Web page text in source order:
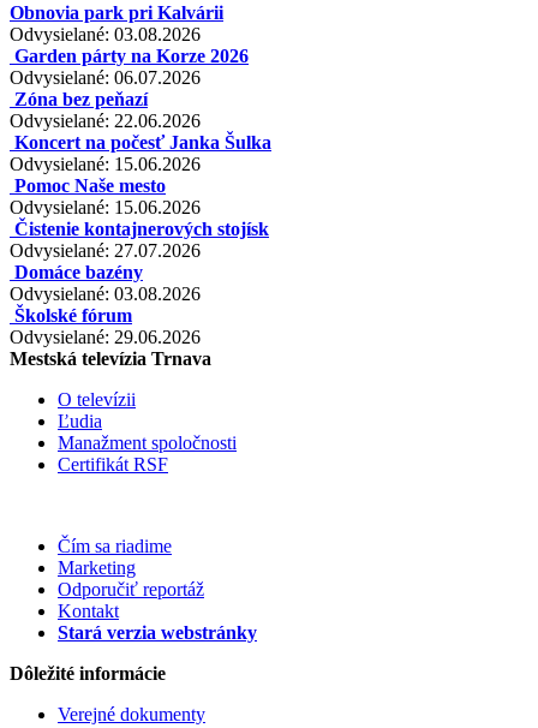
Obnovia park pri Kalvárii
Odvysielané: 03.08.2026
Garden párty na Korze 2026
Odvysielané: 06.07.2026
Zóna bez peňazí
Odvysielané: 22.06.2026
Koncert na počesť Janka Šulka
Odvysielané: 15.06.2026
Pomoc Naše mesto
Odvysielané: 15.06.2026
Čistenie kontajnerových stojísk
Odvysielané: 27.07.2026
Domáce bazény
Odvysielané: 03.08.2026
Školské fórum
Odvysielané: 29.06.2026
Mestská televízia Trnava
O televízii
Ľudia
Manažment spoločnosti
Certifikát RSF
Čím sa riadime
Marketing
Odporučiť reportáž
Kontakt
Stará verzia webstránky
Dôležité informácie
Verejné dokumenty